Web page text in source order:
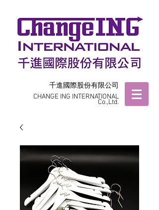
千進國際股份有限公司
CHANGE ING INTERNATIONAL
Co.,Ltd.